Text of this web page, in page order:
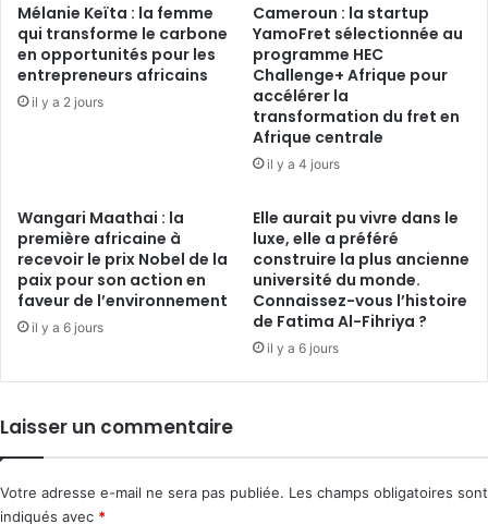
Mélanie Keïta : la femme
qui transforme le carbone
en opportunités pour les
entrepreneurs africains
il y a 2 jours
Cameroun : la startup
YamoFret sélectionnée au
programme HEC
Challenge+ Afrique pour
accélérer la
transformation du fret en
Afrique centrale
il y a 4 jours
Wangari Maathai : la
première africaine à
recevoir le prix Nobel de la
paix pour son action en
faveur de l’environnement
il y a 6 jours
Elle aurait pu vivre dans le
luxe, elle a préféré
construire la plus ancienne
université du monde.
Connaissez-vous l’histoire
de Fatima Al-Fihriya ?
il y a 6 jours
Laisser un commentaire
Votre adresse e-mail ne sera pas publiée. Les champs obligatoires sont
indiqués avec *